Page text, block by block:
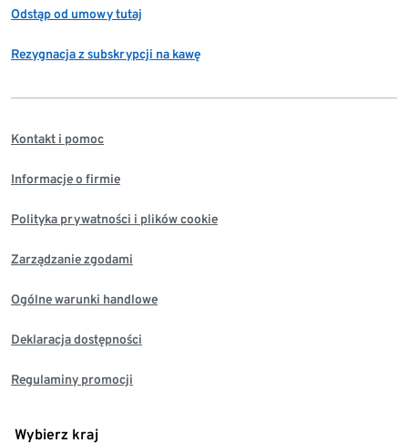
Odstąp od umowy tutaj
Rezygnacja z subskrypcji na kawę
Kontakt i pomoc
Informacje o firmie
Polityka prywatności i plików cookie
Zarządzanie zgodami
Ogólne warunki handlowe
Deklaracja dostępności
Regulaminy promocji
Wybierz kraj